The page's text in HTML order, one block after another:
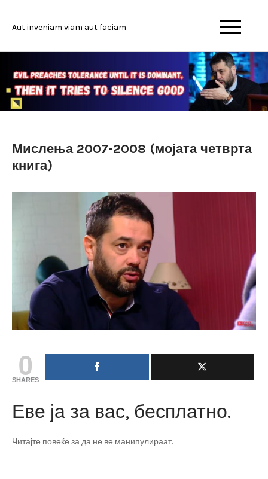
Aut inveniam viam aut faciam
Мислења 2007-2008 (мојата четврта
книга)
0
SHARES
Еве ја за вас, бесплатно.
Читајте повеќе за да не ве манипулираат.